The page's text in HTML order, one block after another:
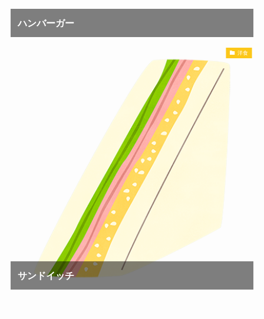
ハンバーガー
洋食
サンドイッチ